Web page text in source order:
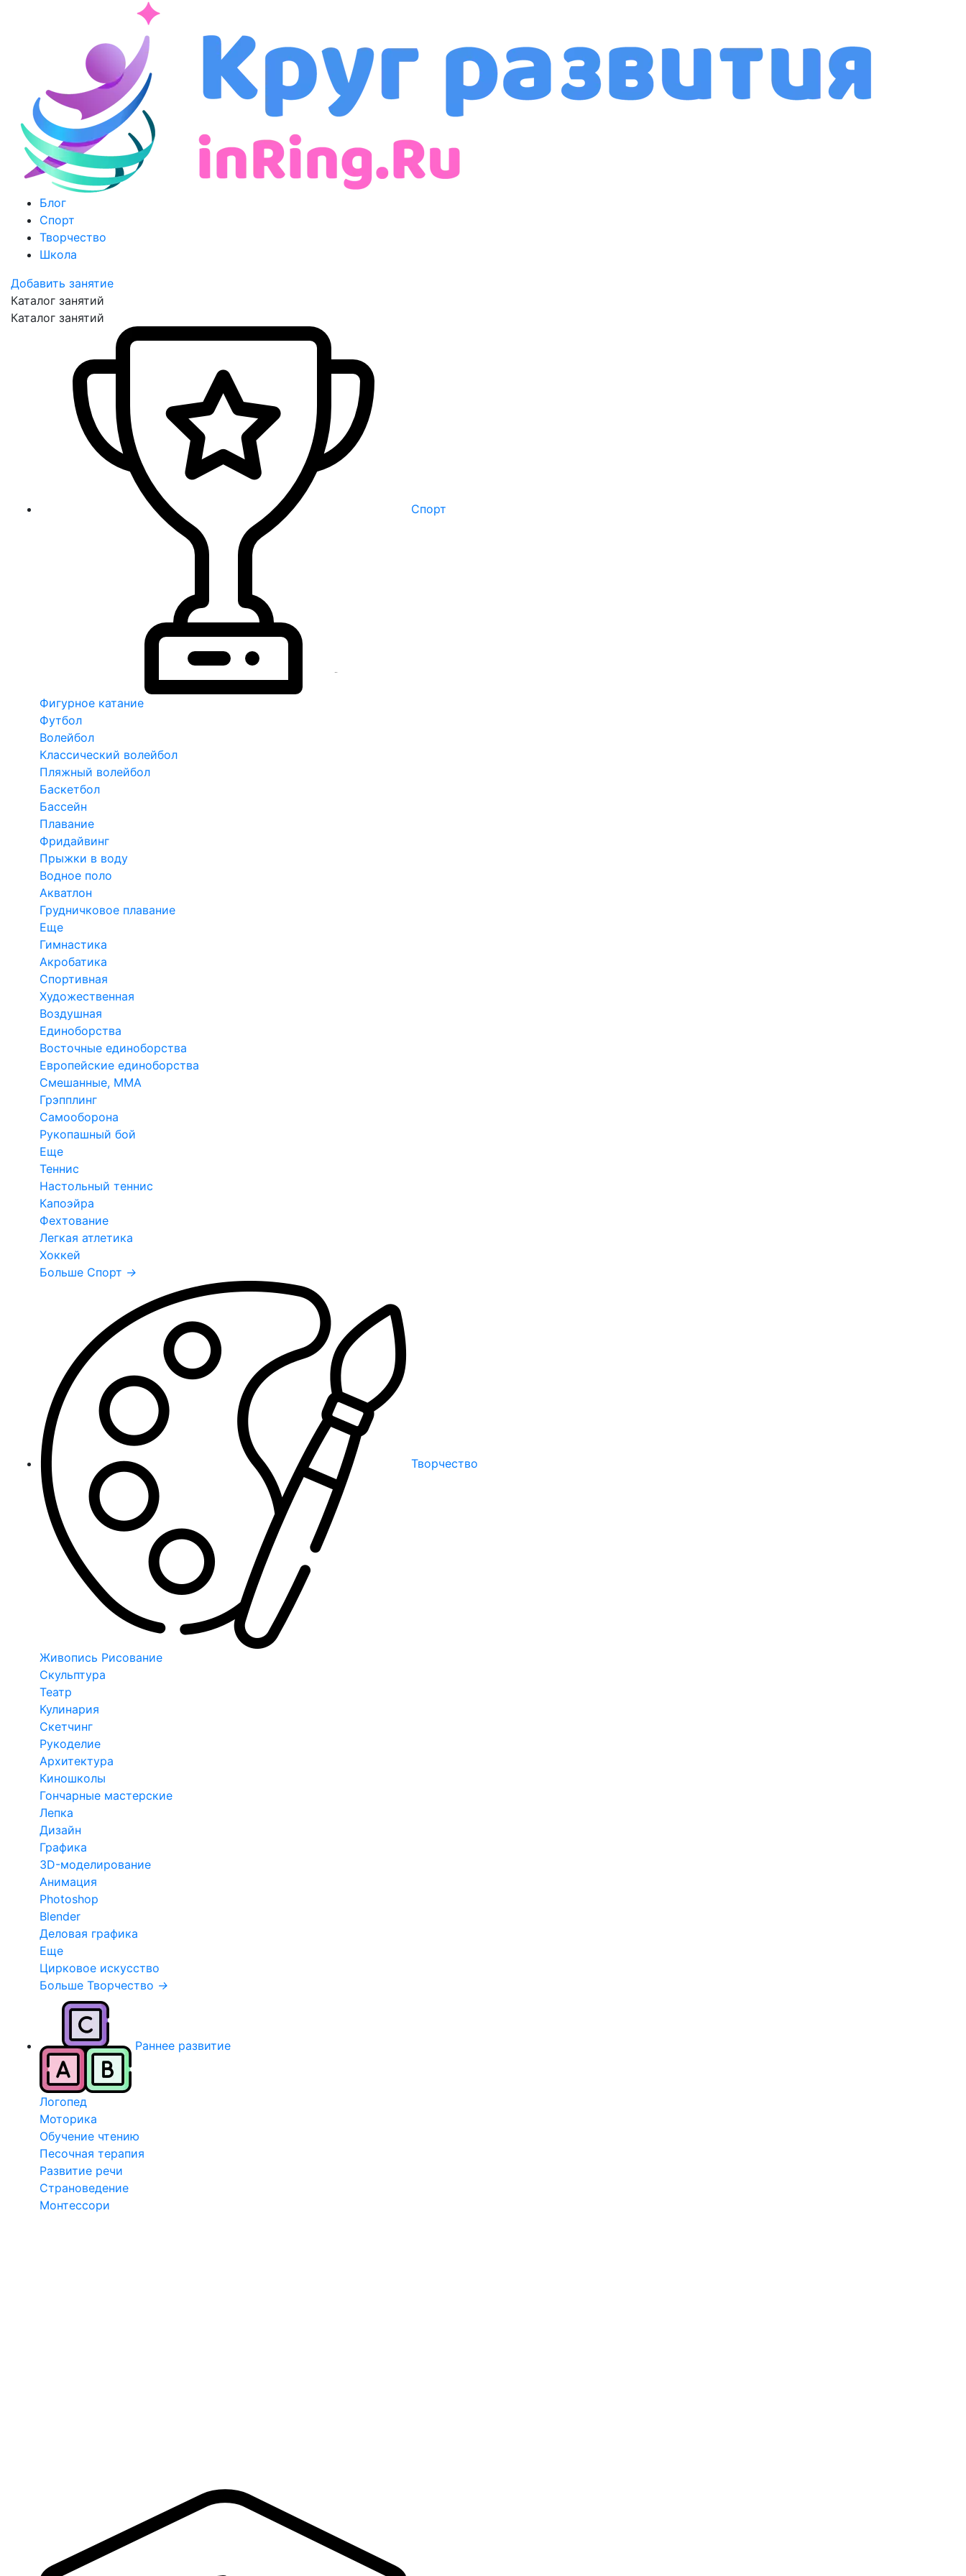
Блог
Спорт
Творчество
Школа
Добавить занятие
Каталог занятий
Каталог занятий
Спорт
Фигурное катание
Футбол
Волейбол
Классический волейбол
Пляжный волейбол
Баскетбол
Бассейн
Плавание
Фридайвинг
Прыжки в воду
Водное поло
Акватлон
Грудничковое плавание
Еще
Гимнастика
Акробатика
Спортивная
Художественная
Воздушная
Единоборства
Восточные единоборства
Европейские единоборства
Смешанные, ММА
Грэпплинг
Самооборона
Рукопашный бой
Еще
Теннис
Настольный теннис
Капоэйра
Фехтование
Легкая атлетика
Хоккей
Больше Спорт →
Творчество
Живопись Рисование
Скульптура
Театр
Кулинария
Скетчинг
Рукоделие
Архитектура
Киношколы
Гончарные мастерские
Лепка
Дизайн
Графика
3D-моделирование
Анимация
Photoshop
Blender
Деловая графика
Еще
Цирковое искусство
Больше Творчество →
Раннее развитие
Логопед
Моторика
Обучение чтению
Песочная терапия
Развитие речи
Страноведение
Монтессори